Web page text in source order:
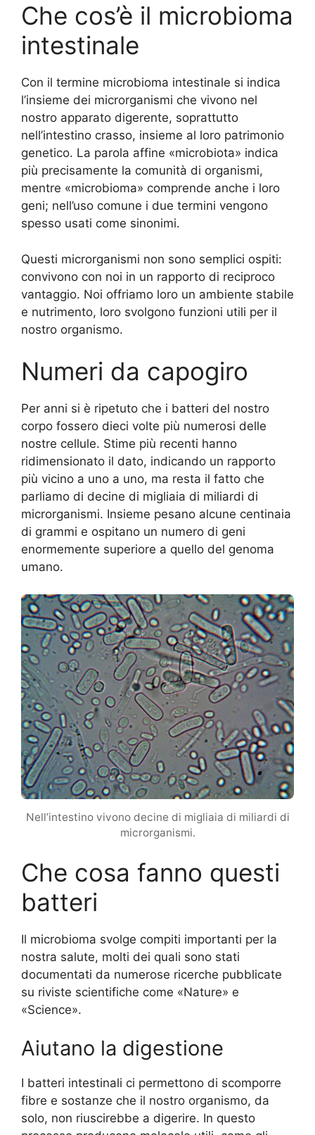
Che cos’è il microbioma
intestinale
Con il termine microbioma intestinale si indica
l’insieme dei microrganismi che vivono nel
nostro apparato digerente, soprattutto
nell’intestino crasso, insieme al loro patrimonio
genetico. La parola affine «microbiota» indica
più precisamente la comunità di organismi,
mentre «microbioma» comprende anche i loro
geni; nell’uso comune i due termini vengono
spesso usati come sinonimi.
Questi microrganismi non sono semplici ospiti:
convivono con noi in un rapporto di reciproco
vantaggio. Noi offriamo loro un ambiente stabile
e nutrimento, loro svolgono funzioni utili per il
nostro organismo.
Numeri da capogiro
Per anni si è ripetuto che i batteri del nostro
corpo fossero dieci volte più numerosi delle
nostre cellule. Stime più recenti hanno
ridimensionato il dato, indicando un rapporto
più vicino a uno a uno, ma resta il fatto che
parliamo di decine di migliaia di miliardi di
microrganismi. Insieme pesano alcune centinaia
di grammi e ospitano un numero di geni
enormemente superiore a quello del genoma
umano.
Nell’intestino vivono decine di migliaia di miliardi di
microrganismi.
Che cosa fanno questi
batteri
Il microbioma svolge compiti importanti per la
nostra salute, molti dei quali sono stati
documentati da numerose ricerche pubblicate
su riviste scientifiche come «Nature» e
«Science».
Aiutano la digestione
I batteri intestinali ci permettono di scomporre
fibre e sostanze che il nostro organismo, da
solo, non riuscirebbe a digerire. In questo